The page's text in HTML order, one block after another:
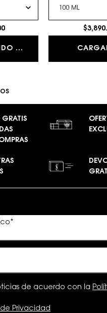
...
GRATIS
*
de acuerdo con la
de Privacidad